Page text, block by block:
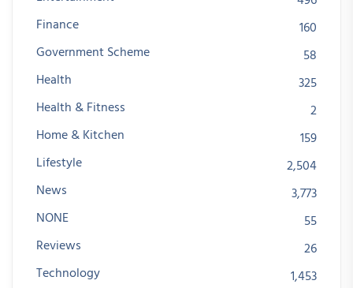
Finance
160
Government Scheme
58
Health
325
Health & Fitness
2
Home & Kitchen
159
Lifestyle
2,504
News
3,773
NONE
55
Reviews
26
Technology
1,453